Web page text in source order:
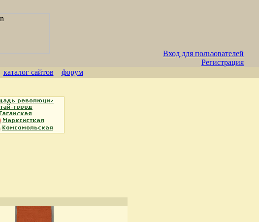
Вход для пользователей
Регистрация
каталог сайтов форум